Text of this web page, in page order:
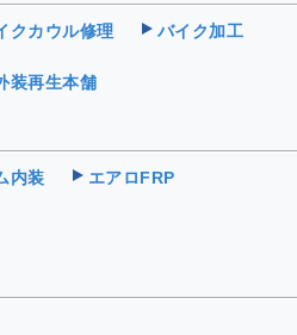
クカウル修理 バイク加工
装再生本舗
内装 エアロFRP